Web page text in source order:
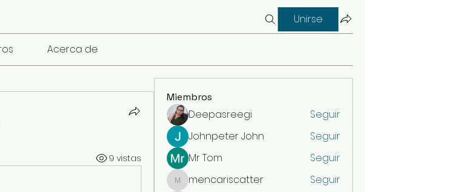
Unirse
Acerca de
9 vistas
Miembros
Deepasreegi
Seguir
Johnpeter John
Seguir
Mr Tom
Seguir
mencariscatter
mencariscatter Seguir